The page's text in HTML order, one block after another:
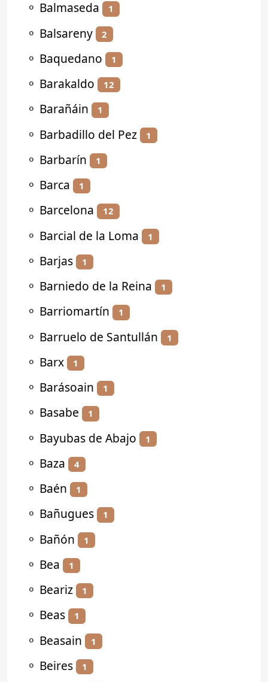
⚬ Balmaseda 1
⚬ Balsareny 2
⚬ Baquedano 1
⚬ Barakaldo 12
⚬ Barañáin 1
⚬ Barbadillo del Pez 1
⚬ Barbarín 1
⚬ Barca 1
⚬ Barcelona 12
⚬ Barcial de la Loma 1
⚬ Barjas 1
⚬ Barniedo de la Reina 1
⚬ Barriomartín 1
⚬ Barruelo de Santullán 1
⚬ Barx 1
⚬ Barásoain 1
⚬ Basabe 1
⚬ Bayubas de Abajo 1
⚬ Baza 4
⚬ Baén 1
⚬ Bañugues 1
⚬ Bañón 1
⚬ Bea 1
⚬ Beariz 1
⚬ Beas 1
⚬ Beasain 1
⚬ Beires 1